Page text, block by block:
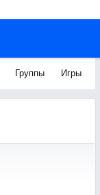
Группы Игры